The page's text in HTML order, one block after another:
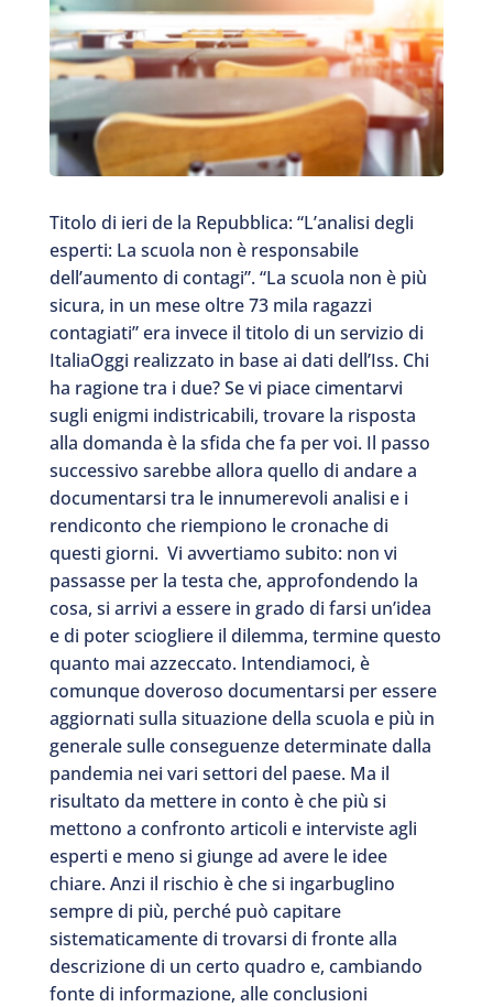
Titolo di ieri de la Repubblica: “L’analisi degli
esperti: La scuola non è responsabile
dell’aumento di contagi”. “La scuola non è più
sicura, in un mese oltre 73 mila ragazzi
contagiati” era invece il titolo di un servizio di
ItaliaOggi realizzato in base ai dati dell’Iss. Chi
ha ragione tra i due? Se vi piace cimentarvi
sugli enigmi indistricabili, trovare la risposta
alla domanda è la sfida che fa per voi. Il passo
successivo sarebbe allora quello di andare a
documentarsi tra le innumerevoli analisi e i
rendiconto che riempiono le cronache di
questi giorni. Vi avvertiamo subito: non vi
passasse per la testa che, approfondendo la
cosa, si arrivi a essere in grado di farsi un’idea
e di poter sciogliere il dilemma, termine questo
quanto mai azzeccato. Intendiamoci, è
comunque doveroso documentarsi per essere
aggiornati sulla situazione della scuola e più in
generale sulle conseguenze determinate dalla
pandemia nei vari settori del paese. Ma il
risultato da mettere in conto è che più si
mettono a confronto articoli e interviste agli
esperti e meno si giunge ad avere le idee
chiare. Anzi il rischio è che si ingarbuglino
sempre di più, perché può capitare
sistematicamente di trovarsi di fronte alla
descrizione di un certo quadro e, cambiando
fonte di informazione, alle conclusioni